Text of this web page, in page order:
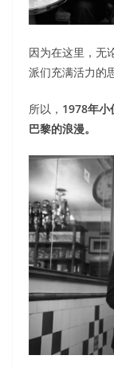
因为在这里，无
派们充满活力的
所以， 1978年小
巴黎的浪漫。